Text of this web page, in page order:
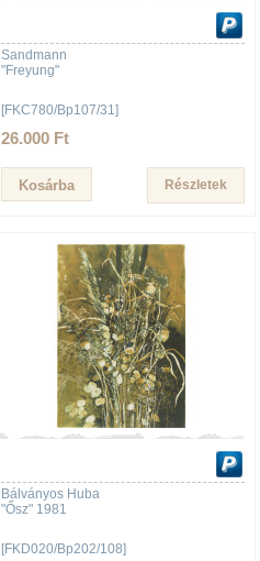
Sandmann
"Freyung"
[FKC780/Bp107/31]
26.000 Ft
Részletek
Bálványos Huba
"Ősz" 1981
[FKD020/Bp202/108]